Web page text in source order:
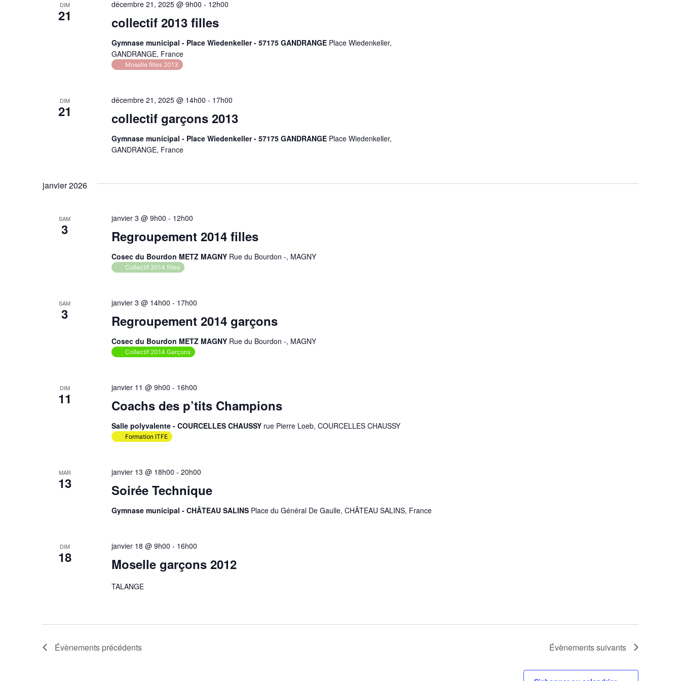
DIM
21 collectif 2013 filles
décembre 21, 2025 @ 9h00 - 12h00
Gymnase municipal - Place Wiedenkeller - 57175 GANDRANGE Place Wiedenkeller,
GANDRANGE, France
Moselle filles 2013
DIM
21 collectif garçons 2013
décembre 21, 2025 @ 14h00 - 17h00
Gymnase municipal - Place Wiedenkeller - 57175 GANDRANGE Place Wiedenkeller,
GANDRANGE, France
janvier 2026
SAM
3 Regroupement 2014 filles
janvier 3 @ 9h00 - 12h00
Cosec du Bourdon METZ MAGNY Rue du Bourdon -, MAGNY
Collectif 2014 filles
SAM
3 Regroupement 2014 garçons
janvier 3 @ 14h00 - 17h00
Cosec du Bourdon METZ MAGNY Rue du Bourdon -, MAGNY
Collectif 2014 Garçons
DIM
11 Coachs des p’tits Champions
janvier 11 @ 9h00 - 16h00
Salle polyvalente - COURCELLES CHAUSSY rue Pierre Loeb, COURCELLES CHAUSSY
Formation ITFE
MAR
13 Soirée Technique
janvier 13 @ 18h00 - 20h00
Gymnase municipal - CHÂTEAU SALINS Place du Général De Gaulle, CHÂTEAU SALINS, France
DIM
18 Moselle garçons 2012
janvier 18 @ 9h00 - 16h00
TALANGE
Évènements précédents Évènementssuivants